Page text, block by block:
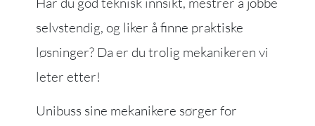
selvstendig, og liker å finne praktiske
løsninger? Da er du trolig mekanikeren vi
leter etter!
Unibuss sine mekanikere sørger for